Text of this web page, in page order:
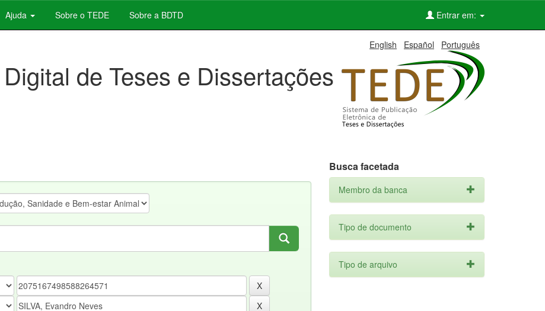
Ajuda Sobre o TEDE Sobre a BDTD Entrar em:
English Español Português
de Teses e Dissertações
Busca facetada
Membro da banca
Tipo de documento
Tipo de arquivo